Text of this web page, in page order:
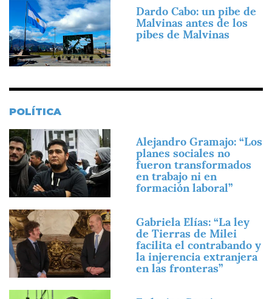
Imagen
Dardo Cabo: un pibe de
Malvinas antes de los
pibes de Malvinas
POLÍTICA
Imagen
Alejandro Gramajo: “Los
planes sociales no
fueron transformados
en trabajo ni en
formación laboral”
Imagen
Gabriela Elías: “La ley
de Tierras de Milei
facilita el contrabando y
la injerencia extranjera
en las fronteras”
Imagen